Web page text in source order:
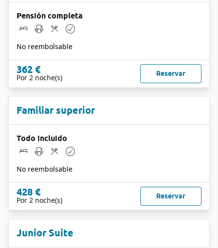
Pensión completa
No reembolsable
362 €
Por 2 noche(s) Reservar
Familiar superior
Todo incluido
No reembolsable
428 €
Por 2 noche(s) Reservar
Junior Suite